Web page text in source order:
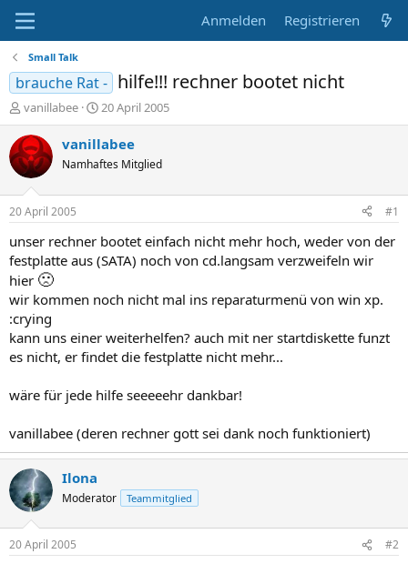
Anmelden Registrieren
Small Talk
brauche Rat - hilfe!!! rechner bootet nicht
E
r
s
t
e
e
r
vanillabee
E
r
s
t
e
t
a
m
20 April 2005
vanillabee
Namhaftes Mitglied
20 April 2005 #1
unser rechner bootet einfach nicht mehr hoch, weder von der
festplatte aus (SATA) noch von cd.langsam verzweifeln wir
hier 🙁
wir kommen noch nicht mal ins reparaturmenü von win xp.
:crying
kann uns einer weiterhelfen? auch mit ner startdiskette funzt
es nicht, er findet die festplatte nicht mehr...
wäre für jede hilfe seeeeehr dankbar!
vanillabee (deren rechner gott sei dank noch funktioniert)
Ilona
Moderator Teammitglied
20 April 2005 #2